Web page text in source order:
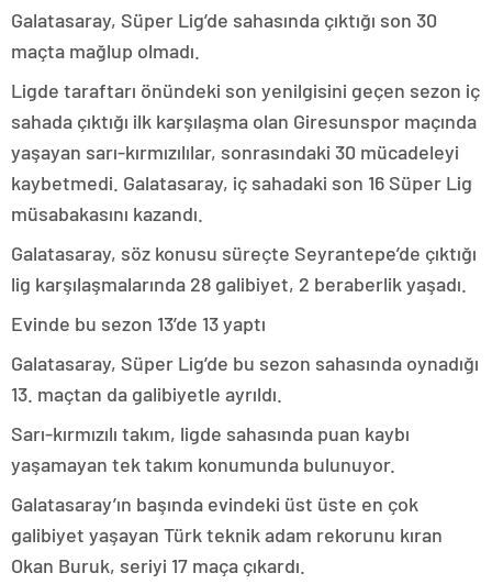
Galatasaray, Süper Lig’de sahasında çıktığı son 30
maçta mağlup olmadı.
Ligde taraftarı önündeki son yenilgisini geçen sezon iç
sahada çıktığı ilk karşılaşma olan Giresunspor maçında
yaşayan sarı-kırmızılılar, sonrasındaki 30 mücadeleyi
kaybetmedi. Galatasaray, iç sahadaki son 16 Süper Lig
müsabakasını kazandı.
Galatasaray, söz konusu süreçte Seyrantepe’de çıktığı
lig karşılaşmalarında 28 galibiyet, 2 beraberlik yaşadı.
Evinde bu sezon 13’de 13 yaptı
Galatasaray, Süper Lig’de bu sezon sahasında oynadığı
13. maçtan da galibiyetle ayrıldı.
Sarı-kırmızılı takım, ligde sahasında puan kaybı
yaşamayan tek takım konumunda bulunuyor.
Galatasaray’ın başında evindeki üst üste en çok
galibiyet yaşayan Türk teknik adam rekorunu kıran
Okan Buruk, seriyi 17 maça çıkardı.